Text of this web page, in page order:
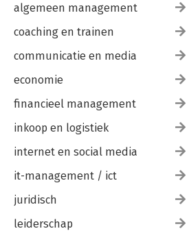
algemeen management
coaching en trainen
communicatie en media
economie
financieel management
inkoop en logistiek
internet en social media
it-management / ict
juridisch
leiderschap